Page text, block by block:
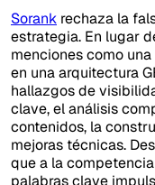
Sorank rechaza la
estrategia. En lugar
menciones como
en una arquitectura
hallazgos de
clave, el análisis
contenidos, la
mejoras técnicas.
que a la
palabras clave